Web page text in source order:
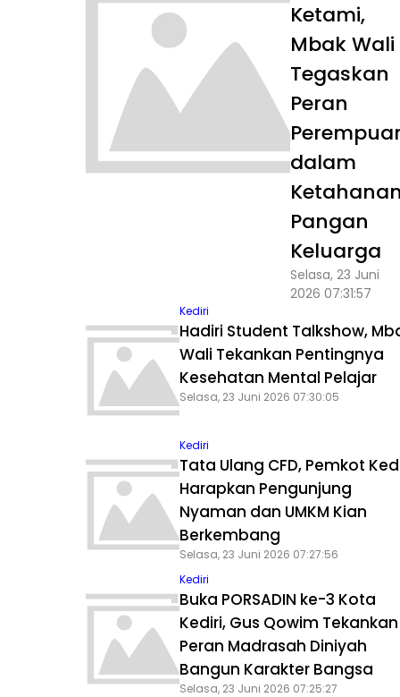
Ketami,
Mbak Wali
Tegaskan
Peran
dalam
Pangan
Keluarga
Selasa, 23 Juni
2026 07:31:57
Kediri
Hadiri Student Talkshow,
Wali Tekankan Pentingnya
Kesehatan Mental Pelajar
Selasa, 23 Juni 2026 07:30:05
Kediri
Tata Ulang CFD, Pemkot
Harapkan Pengunjung
Nyaman dan UMKM Kian
Berkembang
Selasa, 23 Juni 2026 07:27:56
Kediri
Buka PORSADIN ke-3 Kota
Kediri, Gus Qowim Tekankan
Peran Madrasah Diniyah
Bangun Karakter Bangsa
Selasa, 23 Juni 2026 07:25:27